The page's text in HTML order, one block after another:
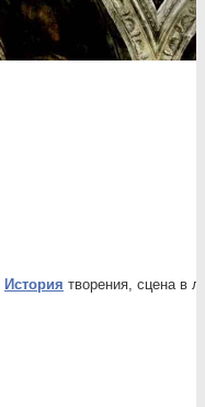
История творения, сцена